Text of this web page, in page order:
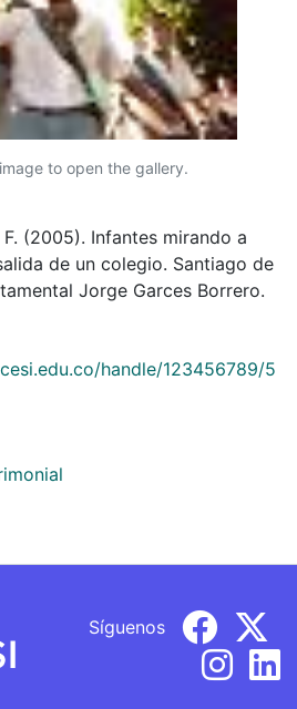
to open the gallery.
(2005). Infantes mirando a
de un colegio. Santiago de
Jorge Garces Borrero.
handle/123456789/5
Síguenos